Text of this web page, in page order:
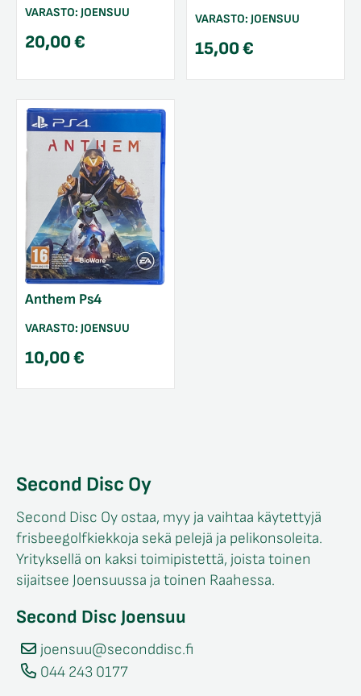
VARASTO: JOENSUU
20,00€
VARASTO: JOENSUU
15,00€
Anthem Ps4
VARASTO: JOENSUU
10,00€
Second Disc Oy
Second Disc Oy ostaa, myy ja vaihtaa käytettyjä
frisbeegolfkiekkoja sekä pelejä ja pelikonsoleita.
Yrityksellä on kaksi toimipistettä, joista toinen
sijaitsee Joensuussa ja toinen Raahessa.
Second Disc Joensuu
joensuu@seconddisc.fi
044 243 0177